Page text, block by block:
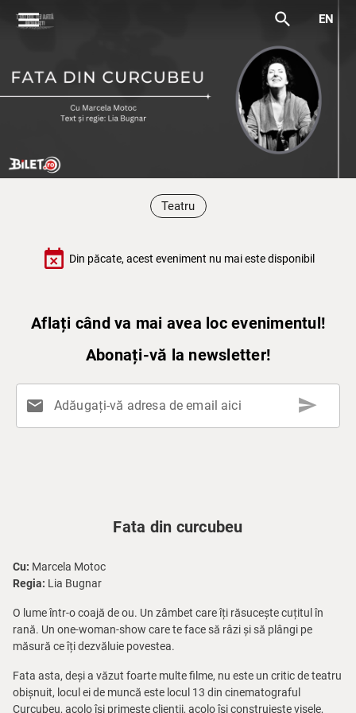
menu search EN
Teatru
event_busy Din păcate, acest eveniment nu mai este disponibil
Aflați când va mai avea loc evenimentul!
Abonați-vă la newsletter!
mail Adăugați-vă adresa de email aici send
Fata din curcubeu
Cu: Marcela Motoc
Regia: Lia Bugnar
O lume într-o coajă de ou. Un zâmbet care îți răsucește cuțitul în
rană. Un one-woman-show care te face să râzi și să plângi pe
măsură ce îți dezvăluie povestea.
Fata asta, deși a văzut foarte multe filme, nu este un critic de teatru
obișnuit, locul ei de muncă este locul 13 din cinematograful
Curcubeu, acolo își primește clienții, acolo își construiește visele,